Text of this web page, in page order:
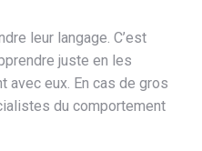
leur langage. C’est
juste en les
avec eux. En cas de gros
du comportement